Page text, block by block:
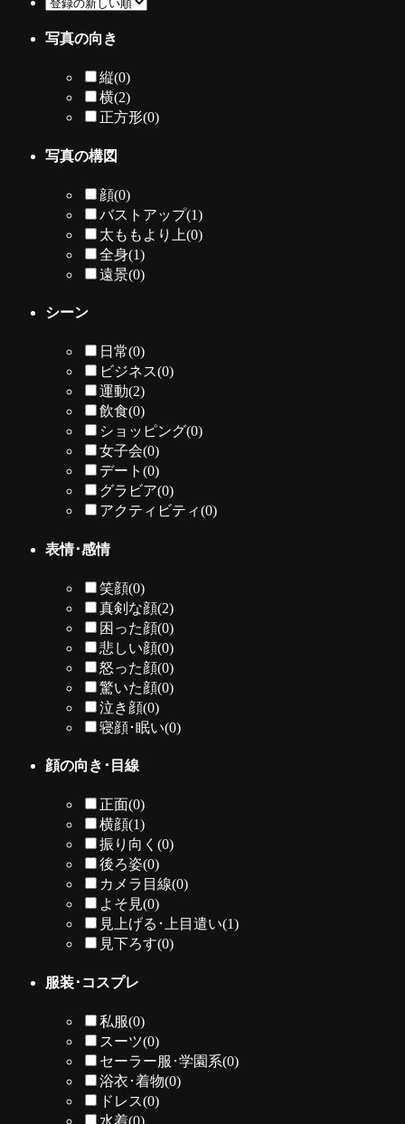
写真の向き
縦(0)
横(2)
正方形(0)
写真の構図
顔(0)
バストアップ(1)
太ももより上(0)
全身(1)
遠景(0)
シーン
日常(0)
ビジネス(0)
運動(2)
飲食(0)
ショッピング(0)
女子会(0)
デート(0)
グラビア(0)
アクティビティ(0)
表情･感情
笑顔(0)
真剣な顔(2)
困った顔(0)
悲しい顔(0)
怒った顔(0)
驚いた顔(0)
泣き顔(0)
寝顔･眠い(0)
顔の向き･目線
正面(0)
横顔(1)
振り向く(0)
後ろ姿(0)
カメラ目線(0)
よそ見(0)
見上げる･上目遣い(1)
見下ろす(0)
服装･コスプレ
私服(0)
スーツ(0)
セーラー服･学園系(0)
浴衣･着物(0)
ドレス(0)
水着(0)